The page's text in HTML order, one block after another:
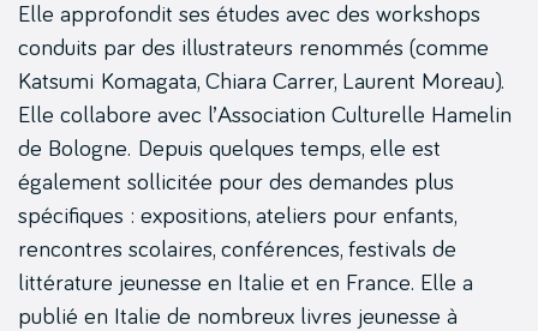
Elle approfondit ses études avec des workshops
conduits par des illustrateurs renommés (comme
Katsumi Komagata, Chiara Carrer, Laurent Moreau).
Elle collabore avec l’Association Culturelle Hamelin
de Bologne. Depuis quelques temps, elle est
également sollicitée pour des demandes plus
spécifiques : expositions, ateliers pour enfants,
rencontres scolaires, conférences, festivals de
littérature jeunesse en Italie et en France. Elle a
publié en Italie de nombreux livres jeunesse à